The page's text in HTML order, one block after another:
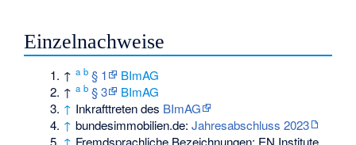
Einzelnachweise
↑a b § 1
BImAG
↑a b § 3
BImAG
↑ Inkrafttreten des BImAG
↑ bundesimmobilien.de:Jahresabschluss 2023
↑ Fremdsprachliche Bezeichnungen: EN Institute